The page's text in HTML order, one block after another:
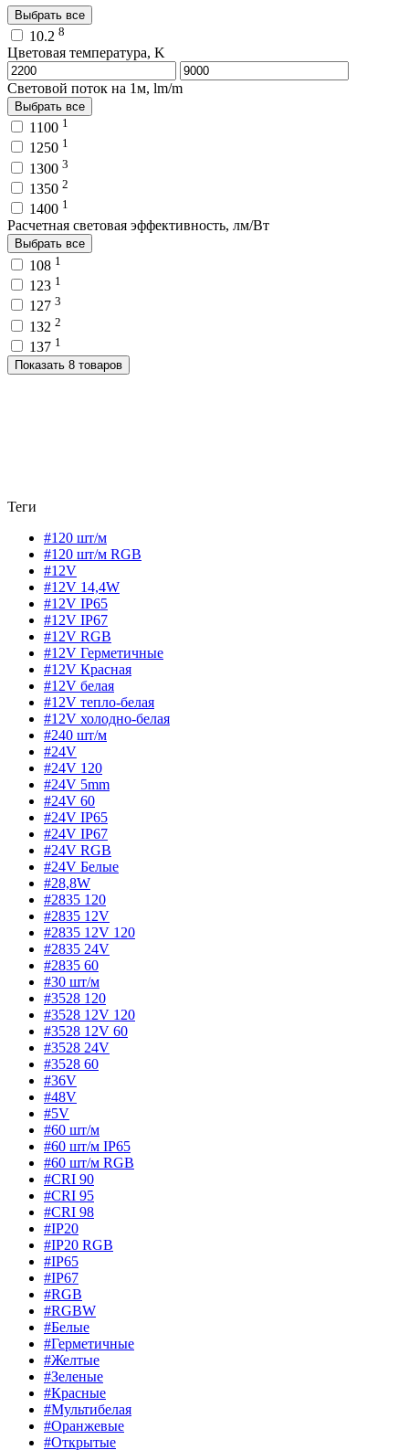
Выбрать все
10.2 8
Цветовая температура, K
Световой поток на 1м, lm/m
Выбрать все
1100 1
1250 1
1300 3
1350 2
1400 1
Расчетная световая эффективность, лм/Вт
Выбрать все
108 1
123 1
127 3
132 2
137 1
Показать 8 товаров
Теги
#120 шт/м
#120 шт/м RGB
#12V
#12V 14,4W
#12V IP65
#12V IP67
#12V RGB
#12V Герметичные
#12V Красная
#12V белая
#12V тепло-белая
#12V холодно-белая
#240 шт/м
#24V
#24V 120
#24V 5mm
#24V 60
#24V IP65
#24V IP67
#24V RGB
#24V Белые
#28,8W
#2835 120
#2835 12V
#2835 12V 120
#2835 24V
#2835 60
#30 шт/м
#3528 120
#3528 12V 120
#3528 12V 60
#3528 24V
#3528 60
#36V
#48V
#5V
#60 шт/м
#60 шт/м IP65
#60 шт/м RGB
#CRI 90
#CRI 95
#CRI 98
#IP20
#IP20 RGB
#IP65
#IP67
#RGB
#RGBW
#Белые
#Герметичные
#Желтые
#Зеленые
#Красные
#Мультибелая
#Оранжевые
#Открытые